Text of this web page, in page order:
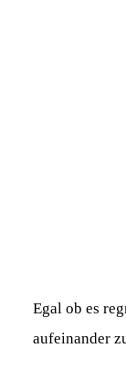
Egal ob es
aufeinander